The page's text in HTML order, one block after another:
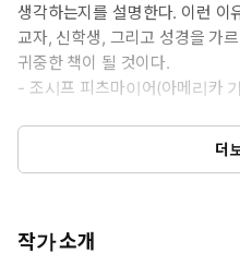
생각하는지를 설명한다. 이런 이
교자, 신학생, 그리고 성경을 가
귀중한 책이 될 것이다.
- 조시프 피츠마이어(아메리카
는 학자, 목회자, 학생, 그리고 일
더
작가 소개